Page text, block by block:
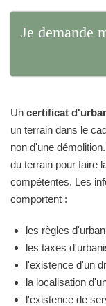
Je demande
Un certificat
un terrain dans le
non d'une
du terrain pour faire
compétentes. Les
comportent :
les règles
les taxes
l'existence d'un
la localisation
l'existence de